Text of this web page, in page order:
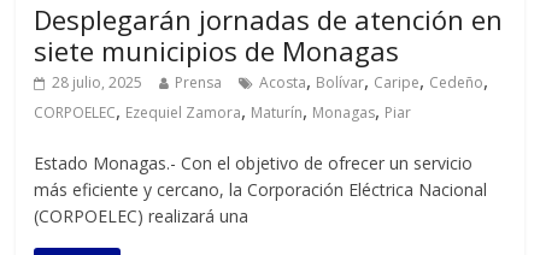
Desplegarán jornadas de atención en
siete municipios de Monagas
28 julio, 2025 Prensa Acosta, Bolívar, Caripe, Cedeño,
CORPOELEC, Ezequiel Zamora, Maturín, Monagas, Piar
Estado Monagas.- Con el objetivo de ofrecer un servicio
más eficiente y cercano, la Corporación Eléctrica Nacional
(CORPOELEC) realizará una